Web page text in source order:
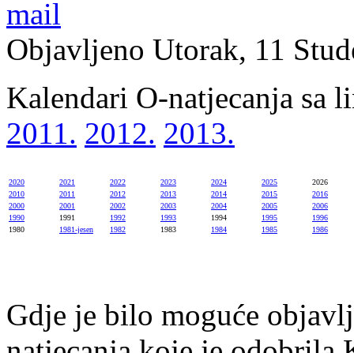
Objavljeno Utorak, 11
Kalendari O-natjecanja sa
2011. 2012. 2013.
2020 2021 2022 2023 2024 2025
2026
2010
2011 2012 2013 2014 2015
2016
2000
2001 2002 2003 2004 2005
2006
1990
1991 1992 1993 1994 1995
1996
1980
1981-jesen 1982 1983 1984 1985 1986
Gdje je bilo moguće